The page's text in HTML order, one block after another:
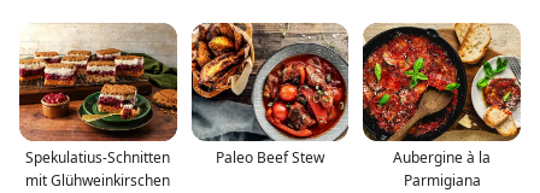
Spekulatius-Schnitten
mit Glühweinkirschen
Paleo Beef Stew
Aubergine à la
Parmigiana